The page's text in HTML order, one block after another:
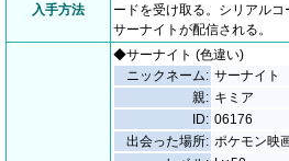
入手方法
ードを受け取る。シリアル
サーナイトが配信される。
◆サーナイト (色違い)
ニックネーム: サーナイト
親: キミア
ID: 06176
出会った場所: ポケモン映